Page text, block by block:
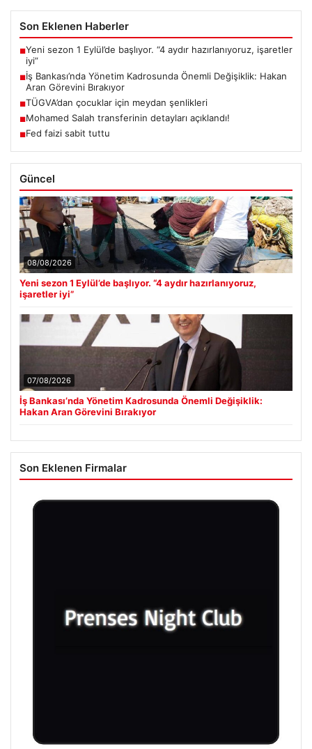
Son Eklenen Haberler
■Yeni sezon 1 Eylül’de başlıyor. “4 aydır hazırlanıyoruz, işaretler
iyi”
■İş Bankası’nda Yönetim Kadrosunda Önemli Değişiklik: Hakan
Aran Görevini Bırakıyor
■TÜGVA’dan çocuklar için meydan şenlikleri
■Mohamed Salah transferinin detayları açıklandı!
■Fed faizi sabit tuttu
Güncel
08/08/2026
Yeni sezon 1 Eylül’de başlıyor. “4 aydır hazırlanıyoruz,
işaretler iyi”
07/08/2026
İş Bankası’nda Yönetim Kadrosunda Önemli Değişiklik:
Hakan Aran Görevini Bırakıyor
Son Eklenen Firmalar